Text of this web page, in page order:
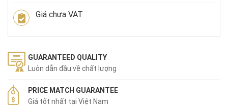
Giá chưa VAT
GUARANTEED QUALITY
Luôn dẫn đầu về chất lượng
PRICE MATCH GUARANTEE
Giá tốt nhất tại Việt Nam